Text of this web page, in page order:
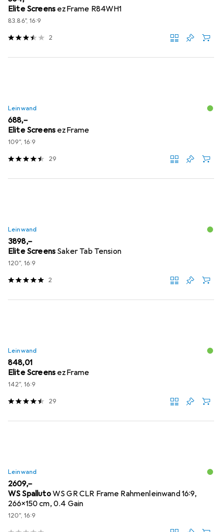
Elite Screens ezFrame R84WH1
83.86", 16:9
2
Leinwand
EUR
688,–
Elite Screens ezFrame
109", 16:9
29
Leinwand
EUR
3898,–
Elite Screens Saker Tab Tension
120", 16:9
2
Leinwand
EUR
848,01
Elite Screens ezFrame
142", 16:9
29
Leinwand
EUR
2609,–
WS SpallutoWS GR CLR Frame Rahmenleinwand 16:9,
266x150 cm, 0.4 Gain
120", 16:9